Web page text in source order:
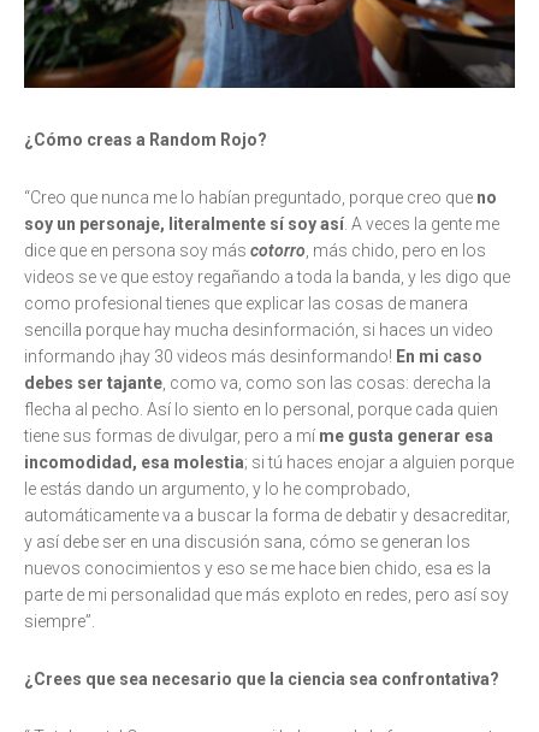
¿Cómo creas a Random Rojo?
“Creo que nunca me lo habían preguntado, porque creo que no
soy un personaje, literalmente sí soy así . A veces la gente me
dice que en persona soy más cotorro , más chido, pero en los
videos se ve que estoy regañando a toda la banda, y les digo que
como profesional tienes que explicar las cosas de manera
sencilla porque hay mucha desinformación, si haces un video
informando ¡hay 30 videos más desinformando! En mi caso
debes ser tajante , como va, como son las cosas: derecha la
flecha al pecho. Así lo siento en lo personal, porque cada quien
tiene sus formas de divulgar, pero a mí me gusta generar esa
incomodidad, esa molestia; si tú haces enojar a alguien porque
le estás dando un argumento, y lo he comprobado,
automáticamente va a buscar la forma de debatir y desacreditar,
y así debe ser en una discusión sana, cómo se generan los
nuevos conocimientos y eso se me hace bien chido, esa es la
parte de mi personalidad que más exploto en redes, pero así soy
siempre”.
¿Crees que sea necesario que la ciencia sea confrontativa?